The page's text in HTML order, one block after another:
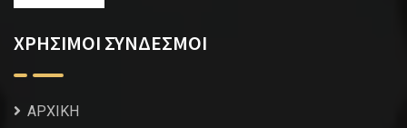
ΧΡΗΣΙΜΟΙ ΣΥΝΔΕΣΜΟΙ
ΑΡΧΙΚΗ